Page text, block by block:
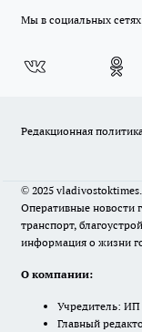
Мы в социальных сетях
Редакционная
© 2025
Оперативные новости
транспорт,
информация о жизни
О компании:
Учредитель:
Главный